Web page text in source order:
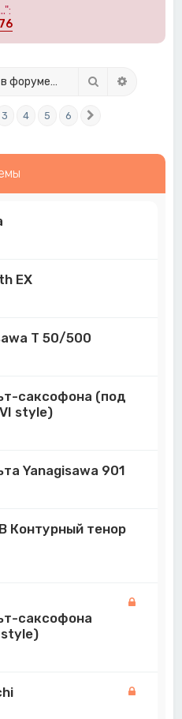
Поиск
3 4 5 6
EX
T 50/500
саксофона (под
style)
Yanagisawa 901
Контурный тенор
саксофона
style)